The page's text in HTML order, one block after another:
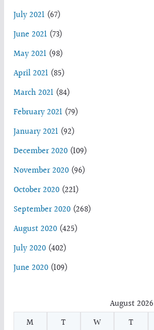
July 2021(67)
June 2021(73)
May 2021(98)
April 2021(85)
March 2021(84)
February 2021(79)
January 2021(92)
December 2020(109)
November 2020(96)
October 2020(221)
September 2020(268)
August 2020(425)
July 2020(402)
June 2020(109)
August 2026
M
T W T